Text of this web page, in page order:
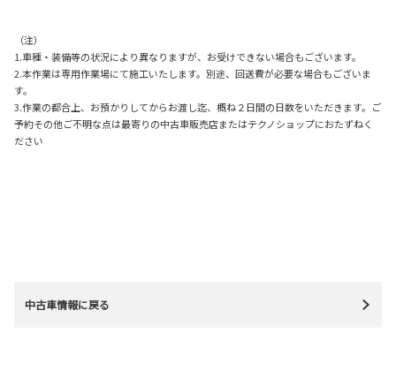
（注）
1.車種・装備等の状況により異なりますが、お受けできない場合もございます。
2.本作業は専用作業場にて施工いたします。別途、回送費が必要な場合もございま
す。
3.作業の都合上、お預かりしてからお渡し迄、概ね２日間の日数をいただきます。ご
予約その他ご不明な点は最寄りの中古車販売店またはテクノショップにおたずねく
ださい
中古車情報に戻る